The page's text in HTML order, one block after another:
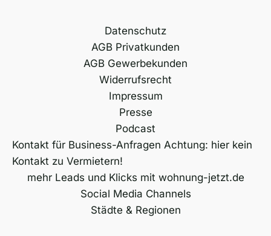
Datenschutz
AGB Privatkunden
AGB Gewerbekunden
Widerrufsrecht
Impressum
Presse
Podcast
Kontakt für Business-Anfragen Achtung: hier kein
Kontakt zu Vermietern!
mehr Leads und Klicks mit wohnung-jetzt.de
Social Media Channels
Städte & Regionen